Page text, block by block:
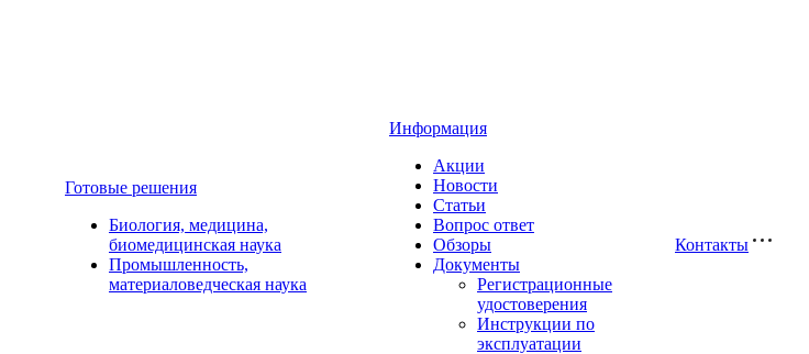
Готовые решения
Биология, медицина,
биомедицинская наука
Промышленность,
материаловедческая наука
Информация
Акции
Новости
Статьи
Вопрос ответ
Обзоры
Документы
Регистрационные
удостоверения
Инструкции по
эксплуатации
Контакты